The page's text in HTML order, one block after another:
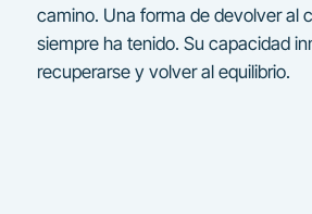
camino. Una forma de devolver al
siempre ha tenido. Su capacidad
recuperarse y volver al equilibrio.